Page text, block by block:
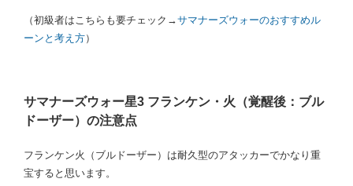
（初級者はこちらも要チェック→サマナーズウォーのおすすめル
ーンと考え方）
サマナーズウォー星3 フランケン・火（覚醒後：ブル
ドーザー）の注意点
フランケン火（ブルドーザー）は耐久型のアタッカーでかなり重
宝すると思います。